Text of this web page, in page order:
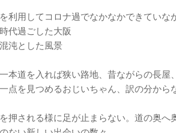
利用してコロナ過でなかなかできていな
代過ごした大阪
沌とした風景
本道を入れば狭い路地、昔ながらの長
点を見つめるおじいちゃん、訳の分から
押される様に足が止まらない。道の奥へ